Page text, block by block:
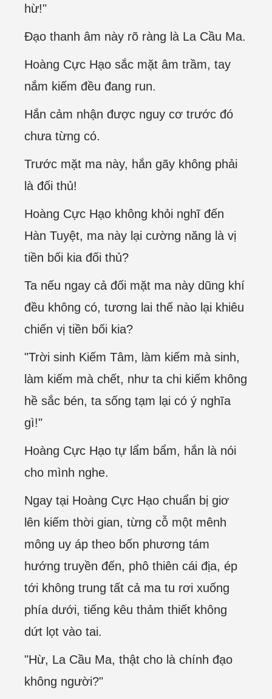
hừ!"
Đạo thanh âm này rõ ràng là La Cầu Ma.
Hoàng Cực Hạo sắc mặt âm trầm, tay
nắm kiếm đều đang run.
Hắn cảm nhận được nguy cơ trước đó
chưa từng có.
Trước mặt ma này, hắn gãy không phải
là đối thủ!
Hoàng Cực Hạo không khỏi nghĩ đến
Hàn Tuyệt, ma này lại cường năng là vị
tiền bối kia đối thủ?
Ta nếu ngay cả đối mặt ma này dũng khí
đều không có, tương lai thế nào lại khiêu
chiến vị tiền bối kia?
"Trời sinh Kiếm Tâm, làm kiếm mà sinh,
làm kiếm mà chết, như ta chi kiếm không
hề sắc bén, ta sống tạm lại có ý nghĩa
gì!"
Hoàng Cực Hạo tự lẩm bẩm, hắn là nói
cho mình nghe.
Ngay tại Hoàng Cực Hạo chuẩn bị giơ
lên kiếm thời gian, từng cỗ một mênh
mông uy áp theo bốn phương tám
hướng truyền đến, phô thiên cái địa, ép
tới không trung tất cả ma tu rơi xuống
phía dưới, tiếng kêu thảm thiết không
dứt lọt vào tai.
"Hừ, La Cầu Ma, thật cho là chính đạo
không người?"